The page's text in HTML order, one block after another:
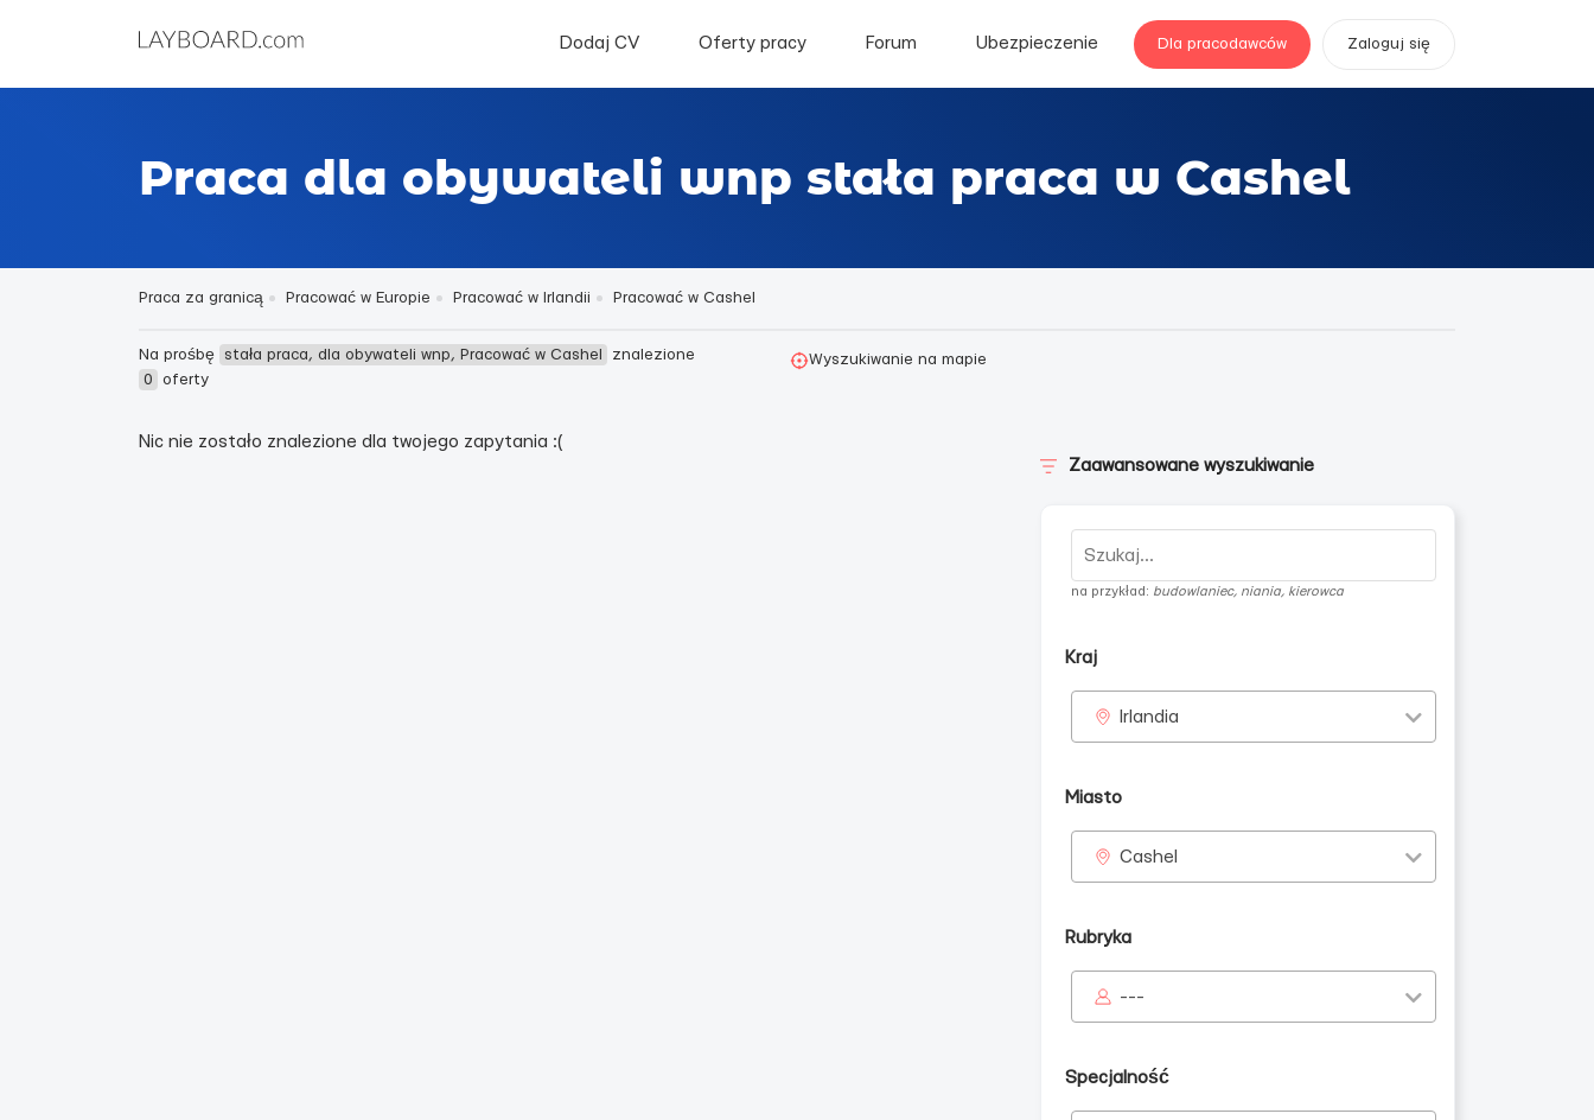
Dodaj CV Oferty pracy Forum Ubezpieczenie Dla pracodawców Zaloguj się
Praca dla obywateli wnp stała praca w Cashel
Praca za granicą Pracować w Europie Pracować w Irlandii Pracować w Cashel
Na prośbę stała praca, dla obywateli wnp, Pracować w Cashel
znalezione
0
oferty
Wyszukiwanie na mapie
Nic nie zostało znalezione dla twojego zapytania :(
Zaawansowane wyszukiwanie
na przykład: budowlaniec, niania, kierowca
Kraj
Irlandia
Miasto
Cashel
Rubryka
---
Specjalność